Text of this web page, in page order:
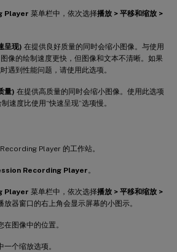
Player 菜单栏中，依次选择播放 > 平移和缩放 >
呈现) 在提供良好质量的同时会缩小图像。与使用
像的绘制速度更快，但图像和文本不清晰。如果
遇到性能问题，请使用此选项。
量) 在提供高质量的同时会缩小图像。使用此选项
速度比使用“快速呈现”选项慢。
Player 的工作站。
Recording Player。
Player 菜单栏中，依次选择播放 > 平移和缩放 >
放器窗口的右上角会显示屏幕的小图示。
图像中的位置。
个缩放选项。